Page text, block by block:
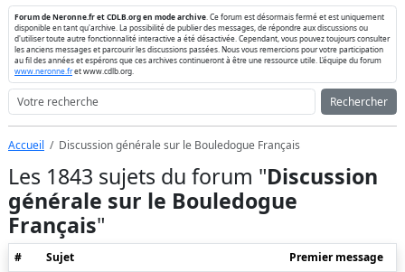
Forum de Neronne.fr et CDLB.org en mode archive . Ce forum est désormais fermé et est uniquement
disponible en tant qu'archive. La possibilité de publier des messages, de répondre aux discussions ou
d'utiliser toute autre fonctionnalité interactive a été désactivée. Cependant, vous pouvez toujours consulter
les anciens messages et parcourir les discussions passées. Nous vous remercions pour votre participation
au fil des années et espérons que ces archives continueront à être une ressource utile. L'équipe du forum
www.neronne.fret www.cdlb.org.
Rechercher
Accueil Discussion générale sur le Bouledogue Français
Les 1843 sujets du forum "Discussion
générale sur le Bouledogue
Français"
# Sujet Premier message